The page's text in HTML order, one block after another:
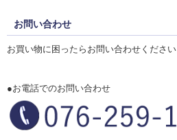
お問い合わせ
お買い物に困ったらお問い合わせください
●お電話でのお問い合わせ